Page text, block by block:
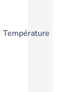
Température